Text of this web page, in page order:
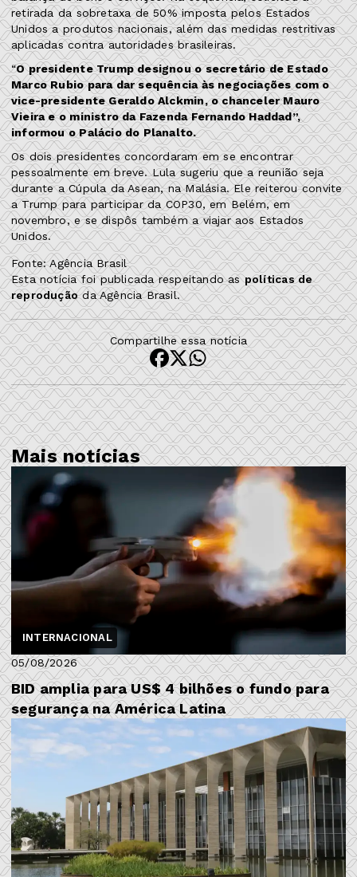
retirada da sobretaxa de 50% imposta pelos Estados
Unidos a produtos nacionais, além das medidas restritivas
aplicadas contra autoridades brasileiras.
“O presidente Trump designou o secretário de Estado
Marco Rubio para dar sequência às negociações com o
vice-presidente Geraldo Alckmin, o chanceler Mauro
Vieira e o ministro da Fazenda Fernando Haddad”,
informou o Palácio do Planalto.
Os dois presidentes concordaram em se encontrar
pessoalmente em breve. Lula sugeriu que a reunião seja
durante a Cúpula da Asean, na Malásia. Ele reiterou convite
a Trump para participar da COP30, em Belém, em
novembro, e se dispôs também a viajar aos Estados
Unidos.
Fonte: Agência Brasil
Esta notícia foi publicada respeitando aspolíticas de
reproduçãoda Agência Brasil.
Compartilhe essa notícia
Mais notícias
INTERNACIONAL
05/08/2026
BID amplia para US$ 4 bilhões o fundo para
segurança na América Latina